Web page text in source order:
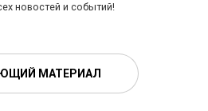
новостей и событий!
МАТЕРИАЛ